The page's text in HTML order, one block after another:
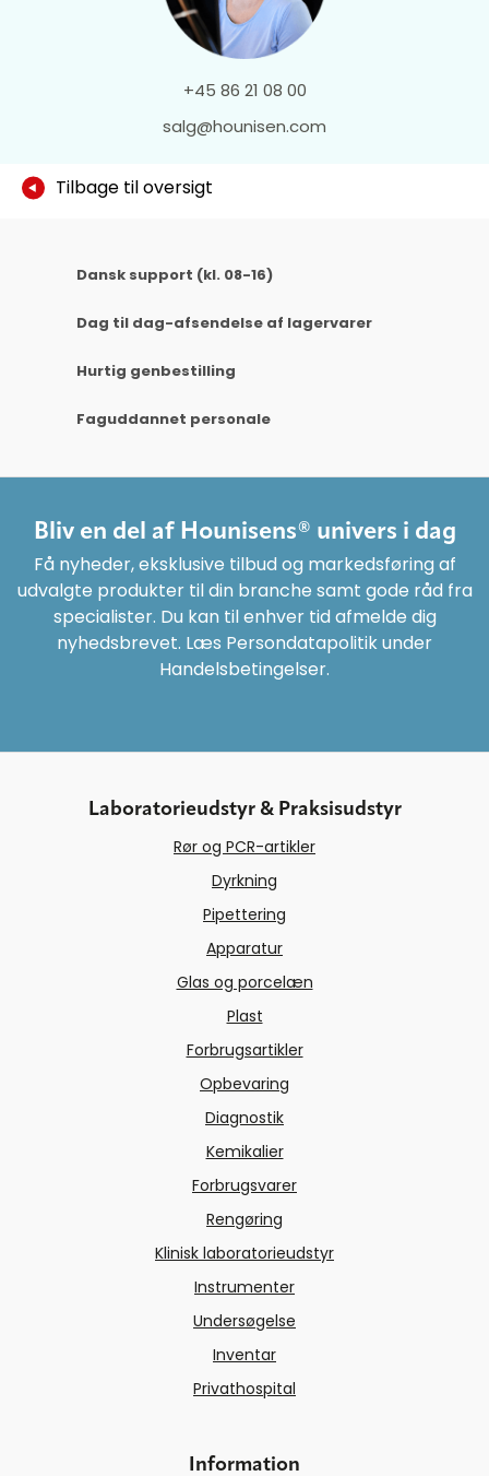
+45 86 21 08 00
salg@hounisen.com
Tilbage til oversigt
Dansk support (kl. 08-16)
Dag til dag-afsendelse af lagervarer
Hurtig genbestilling
Faguddannet personale
Bliv en del af Hounisens® univers i dag
Få nyheder, eksklusive tilbud og markedsføring af
udvalgte produkter til din branche samt gode råd fra
specialister. Du kan til enhver tid afmelde dig
nyhedsbrevet. Læs Persondatapolitik under
Handelsbetingelser.
Laboratorieudstyr & Praksisudstyr
Rør og PCR-artikler
Dyrkning
Pipettering
Apparatur
Glas og porcelæn
Plast
Forbrugsartikler
Opbevaring
Diagnostik
Kemikalier
Forbrugsvarer
Rengøring
Klinisk laboratorieudstyr
Instrumenter
Undersøgelse
Inventar
Privathospital
Information